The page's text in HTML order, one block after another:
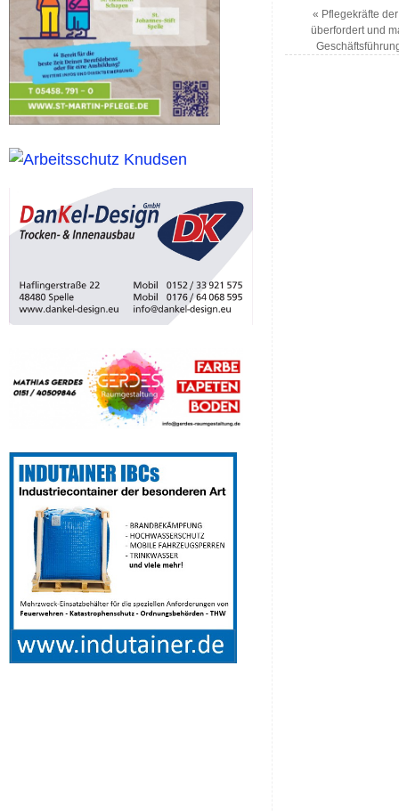
« Pflegekräfte
überfordert und